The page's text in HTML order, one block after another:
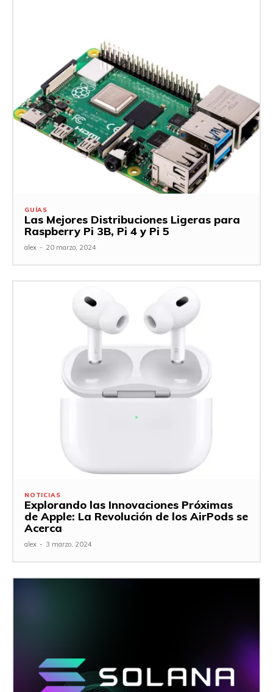
GUÍAS
Las Mejores Distribuciones Ligeras para
Raspberry Pi 3B, Pi 4 y Pi 5
alex - 20 marzo, 2024
NOTICIAS
Explorando las Innovaciones Próximas
de Apple: La Revolución de los AirPods se
Acerca
alex - 3 marzo, 2024